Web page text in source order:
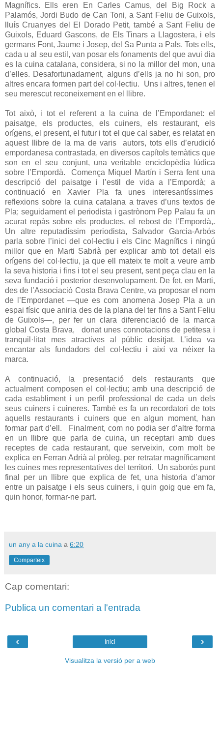
Magnífics. Ells eren En Carles Camus, del Big Rock a
Palamós, Jordi Budo de Can Toni, a Sant Feliu de Guixols,
lluís Cruanyes del El Dorado Petit, també a Sant Feliu de
Guixols, Eduard Gascons, de Els Tinars a Llagostera, i els
germans Font, Jaume i Josep, del Sa Punta a Pals. Tots ells,
cada u al seu estil, van posar els fonaments del que avui dia
es la cuina catalana, considera, si no la millor del mon, una
d’elles. Desafortunadament, alguns d’ells ja no hi son, pro
altres encara formen part del col·lectiu. Uns i altres, tenen el
seu merescut reconeixement en el llibre.
Tot això, i tot el referent a la cuina de l’Empordanet: el
paisatge, els productes, els cuiners, els restaurant, els
orígens, el present, el futur i tot el que cal saber, es relatat en
aquest llibre de la ma de varis autors, tots ells d’erudició
empordanesa contrastada, en diversos capítols temàtics que
son en el seu conjunt, una veritable enciclopèdia lúdica
sobre l’Empordà. Comença Miquel Martín i Serra fent una
descripció del paisatge i l’estil de vida a l’Empordà; a
continuació en Xavier Pla fa unes interesantíssimes
reflexions sobre la cuina catalana a traves d’uns textos de
Pla; seguidament el periodista i gastrònom Pep Palau fa un
acurat repàs sobre els productes, el rebost de l’Empordà,.
Un altre reputadíssim periodista, Salvador Garcia-Arbós
parla sobre l’inici del col-lectiu i els Cinc Magnífics i ningú
millor que en Marti Sabrià per explicar amb tot detall els
orígens del col·lectiu, ja que ell mateix te molt a veure amb
la seva historia i fins i tot el seu present, sent peça clau en la
seva fundació i posterior desenvolupament. De fet, en Marti,
des de l’Associació Costa Brava Centre, va proposar el nom
de l’Empordanet —que es com anomena Josep Pla a un
espai físic que aniria des de la plana del ter fins a Sant Feliu
de Guixols—, per fer un clara diferenciació de la marca
global Costa Brava, donat unes connotacions de petitesa i
tranquil·litat mes atractives al públic desitjat. L’idea va
encantar als fundadors del col·lectiu i així va néixer la
marca.
A continuació, la presentació dels restaurants que
actualment composen el col·lectiu; amb una descripció de
cada establiment i un perfil professional de cada un dels
seus cuiners i cuineres. També es fa un recordatori de tots
aquells restaurants i cuiners que en algun moment, han
formar part d’ell. Finalment, com no podia ser d’altre forma
en un llibre que parla de cuina, un receptari amb dues
receptes de cada restaurant, que serveixin, com molt be
explica en Ferran Adrià al pròleg, per retratar magníficament
les cuines mes representatives del territori. Un saborós punt
final per un llibre que explica de fet, una historia d’amor
entre un paisatge i els seus cuiners, i quin goig que em fa,
quin honor, formar-ne part.
un any a la cuina a 6:20
Comparteix
Cap comentari:
Publica un comentari a l'entrada
‹ ›
Inici
Visualitza la versió per a web